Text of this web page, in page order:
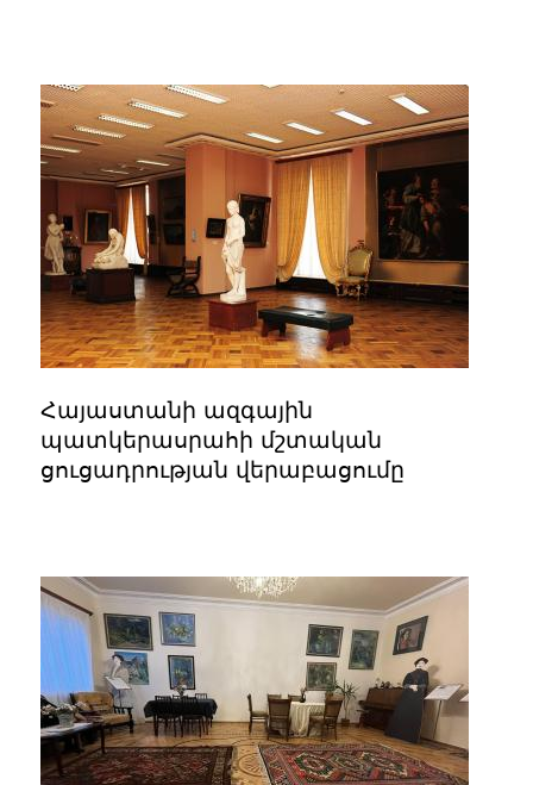
Հայաստանի ազգային
պատկերասրահի մշտական
ցուցադրության վերաբացումը